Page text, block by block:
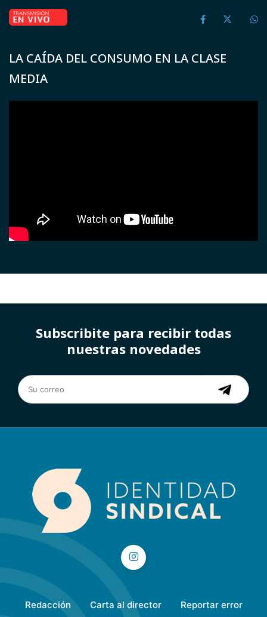
LA CAÍDA DEL CONSUMO EN LA CLASE
MEDIA
Subscribite para recibir todas
nuestras novedades
Redacción Carta al director Reportar error